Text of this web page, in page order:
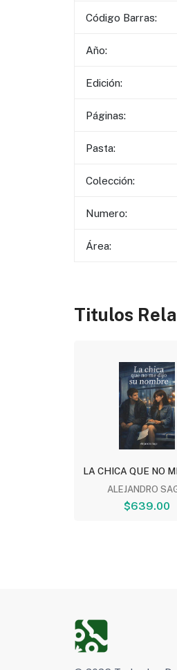
Código Barras:
Año:
Edición:
Páginas:
Pasta:
Colección:
Numero:
Área:
Titulos
LA CHICA QUE NO
ALEJANDRO
$639.00